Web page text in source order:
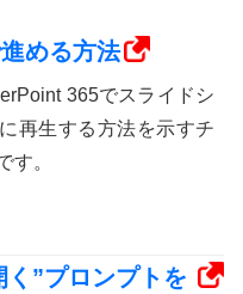
める方法
365でスライドシ
再生する方法を示すチ
す。
”プロンプトを